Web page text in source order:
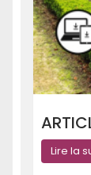
Lire la